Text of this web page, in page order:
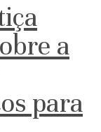
a
para